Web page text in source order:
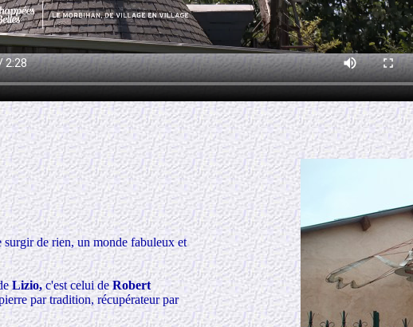
de rien, un monde fabuleux et
Lizio,c'est celui deRobert
par tradition, récupérateur par